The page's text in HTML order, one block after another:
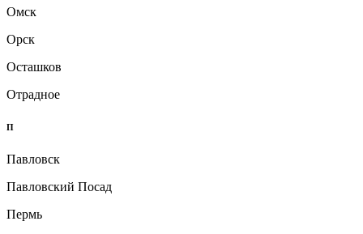
Омск
Орск
Осташков
Отрадное
П
Павловск
Павловский Посад
Пермь